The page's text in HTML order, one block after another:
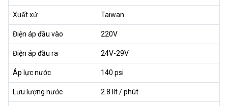
Xuất xứ Taiwan
Điện áp đầu vào 220V
Điện áp đầu ra 24V-29V
Áp lực nước 140 psi
Lưu lượng nước 2.8 lít / phút